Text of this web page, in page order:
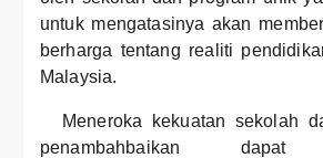
untuk mengatasinya akan
berharga tentang realiti
Malaysia.
Meneroka kekuatan sekolah
penambahbaikan dapat